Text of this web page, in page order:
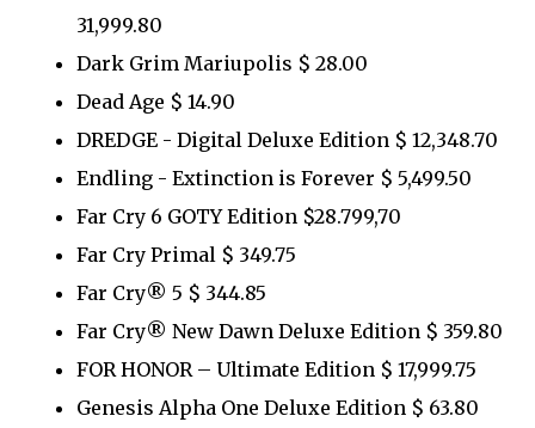
31,999.80
Dark Grim Mariupolis $ 28.00
Dead Age $ 14.90
DREDGE - Digital Deluxe Edition $ 12,348.70
Endling - Extinction is Forever $ 5,499.50
Far Cry 6 GOTY Edition $28.799,70
Far Cry Primal $ 349.75
Far Cry® 5 $ 344.85
Far Cry® New Dawn Deluxe Edition $ 359.80
FOR HONOR – Ultimate Edition $ 17,999.75
Genesis Alpha One Deluxe Edition $ 63.80